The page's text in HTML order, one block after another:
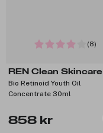
(8)
REN Clean Skincare
Bio Retinoid Youth Oil
Concentrate 30ml
858 kr